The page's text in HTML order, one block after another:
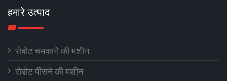
हमारे उत्पाद
रोबोट चमकाने की मशीन
रोबोट पीसने की मशीन